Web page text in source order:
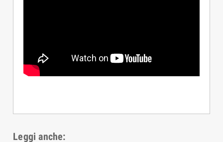
Leggi anche: